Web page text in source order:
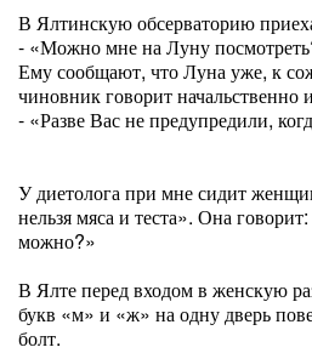
В Ялтинскую обсерваторию
- «Можно мне на Луну
Ему сообщают, что Луна уже, к
чиновник говорит начальственно
- «Разве Вас не предупредили,
У диетолога при мне сидит
нельзя мяса и теста». Она
можно?»
В Ялте перед входом в женскую
букв «м» и «ж» на одну дверь
болт.